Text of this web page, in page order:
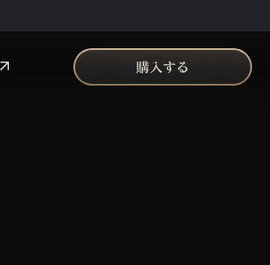
購入する